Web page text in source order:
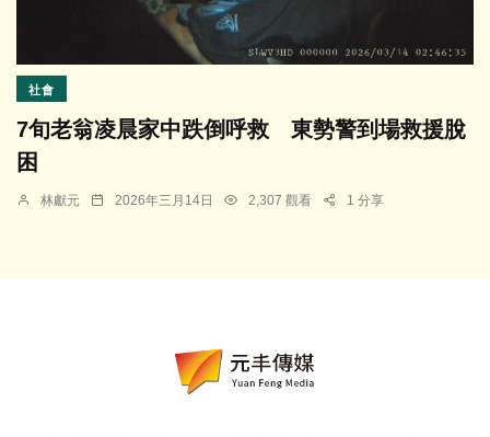
社會
7旬老翁凌晨家中跌倒呼救 東勢警到場救援脫
困
林獻元 2026年三月14日 2,307 觀看 1 分享